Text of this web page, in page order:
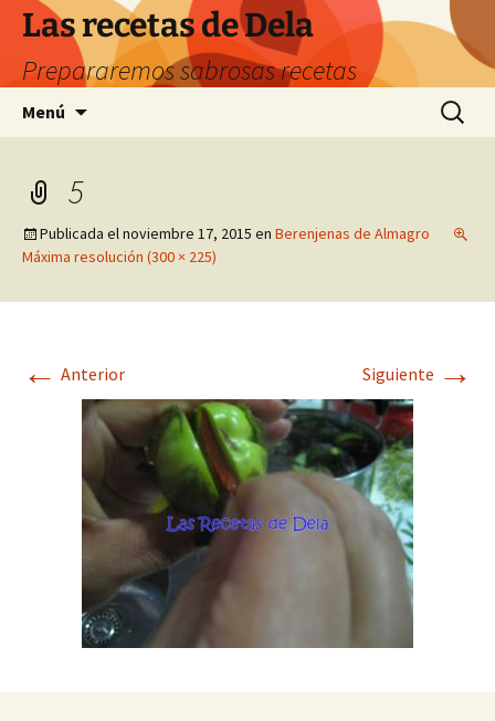
Saltar
contenido
Las recetas de Dela
Prepararemos sabrosas recetas
Menú Buscar:
5
Publicada elnoviembre 17, 2015 en Berenjenas de Almagro
Máxima resolución (300 × 225)
← Anterior Siguiente →